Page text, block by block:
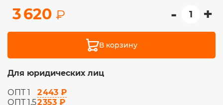
3 620 ₽ - +
В корзину
Для юридических лиц
ОПТ 1
2 443 ₽
ОПТ 1,52 353 ₽